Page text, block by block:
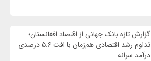
گزارش تازه بانک جهانی از اقتصاد افغانستان؛
تداوم رشد اقتصادی هم‌زمان با افت ۵.۶ درصدی
درآمد سرانه